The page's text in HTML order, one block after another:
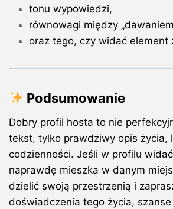
tonu wypowiedzi,
równowagi między
oraz tego, czy widać element
Podsumowanie
Dobry profil hosta to nie
tekst, tylko prawdziwy opis życia,
codzienności. Jeśli w profilu
naprawdę mieszka w danym
dzielić swoją przestrzenią i
doświadczenia tego życia,